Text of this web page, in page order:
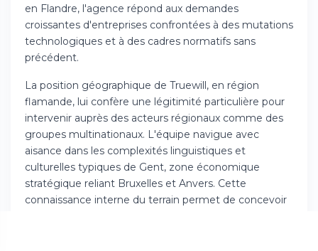
en Flandre, l'agence répond aux demandes
croissantes d'entreprises confrontées à des mutations
technologiques et à des cadres normatifs sans
précédent.
La position géographique de Truewill, en région
flamande, lui confère une légitimité particulière pour
intervenir auprès des acteurs régionaux comme des
groupes multinationaux. L'équipe navigue avec
aisance dans les complexités linguistiques et
culturelles typiques de Gent, zone économique
stratégique reliant Bruxelles et Anvers. Cette
connaissance interne du terrain permet de concevoir